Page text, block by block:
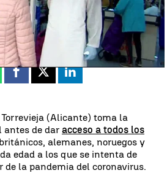
Torrevieja
de 2020, 15:44
2020, 15:05
Facebook
X Linkedin
(Alicante) toma la
antes de dar acceso a todos los
alemanes, noruegos y
edad a los que se intenta de
de la pandemia del coronavirus.